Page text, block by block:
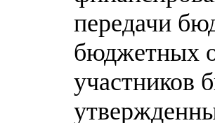
передачи
бюджетных
участников